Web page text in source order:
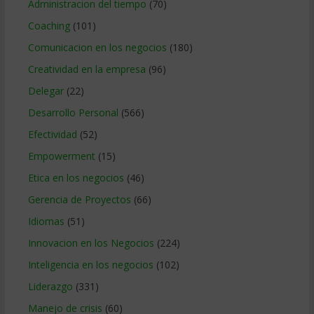
Administracion del tiempo (70)
Coaching(101)
Comunicacion en los negocios (180)
Creatividad en la empresa (96)
Delegar(22)
Desarrollo Personal (566)
Efectividad (52)
Empowerment (15)
Etica en los negocios (46)
Gerencia de Proyectos (66)
Idiomas (51)
Innovacion en los Negocios (224)
Inteligencia en los negocios (102)
Liderazgo (331)
Manejo de crisis (60)